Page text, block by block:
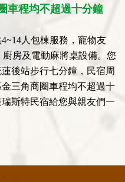
車程均不超過十分鐘
人包棟服務，寵物友
房及電動麻將桌設備。您
後站步行七分鐘，民宿周
三角商圈車程均不超過十
斯特民宿給您與親友們一